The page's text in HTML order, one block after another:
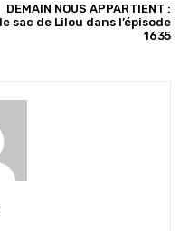
DEMAIN NOUS APPARTIENT :
le sac de Lilou dans l’épisode
1635